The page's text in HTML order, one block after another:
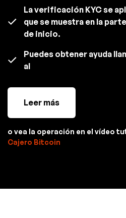
La verificación KYC se
que se muestra en la
de inicio.
Puedes obtener ayuda
al
Leer más
o vea la operación en el vídeo
Cajero Bitcoin